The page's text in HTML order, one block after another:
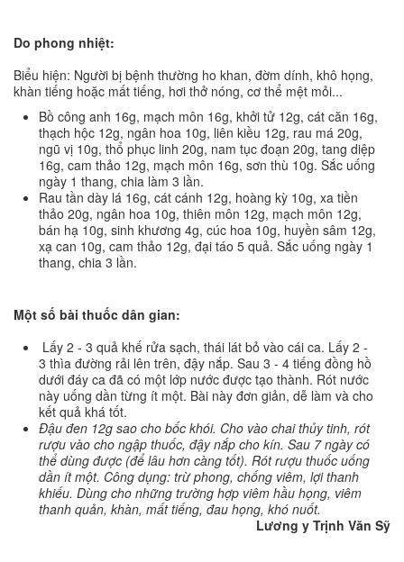
Do phong nhiệt:
Biểu hiện: Người bị bệnh thường ho khan, đờm dính, khô họng,
khàn tiếng hoặc mất tiếng, hơi thở nóng, cơ thể mệt mỏi...
Bồ công anh 16g, mạch môn 16g, khởi tử 12g, cát căn 16g,
thạch hộc 12g, ngân hoa 10g, liên kiều 12g, rau má 20g,
ngũ vị 10g, thổ phục linh 20g, nam tục đoạn 20g, tang diệp
16g, cam thảo 12g, mạch môn 16g, sơn thù 10g. Sắc uống
ngày 1 thang, chia làm 3 lần.
Rau tần dày lá 16g, cát cánh 12g, hoàng kỳ 10g, xa tiền
thảo 20g, ngân hoa 10g, thiên môn 12g, mạch môn 12g,
bán hạ 10g, sinh khương 4g, cúc hoa 10g, huyền sâm 12g,
xạ can 10g, cam thảo 12g, đại táo 5 quả. Sắc uống ngày 1
thang, chia 3 lần.
Một số bài thuốc dân gian:
Lấy 2 - 3 quả khế rửa sạch, thái lát bỏ vào cái ca. Lấy 2 -
3 thìa đường rải lên trên, đậy nắp. Sau 3 - 4 tiếng đồng hồ
dưới đáy ca đã có một lớp nước được tạo thành. Rót nước
này uống dần từng ít một. Bài này đơn giản, dễ làm và cho
kết quả khá tốt.
Đậu đen 12g sao cho bốc khói. Cho vào chai thủy tinh, rót
rượu vào cho ngập thuốc, đậy nắp cho kín. Sau 7 ngày có
thể dùng được (để lâu hơn càng tốt). Rót rượu thuốc uống
dần ít một. Công dụng: trừ phong, chống viêm, lợi thanh
khiếu. Dùng cho những trường hợp viêm hầu họng, viêm
thanh quản, khàn, mất tiếng, đau họng, khó nuốt.
Lương y Trịnh Văn Sỹ